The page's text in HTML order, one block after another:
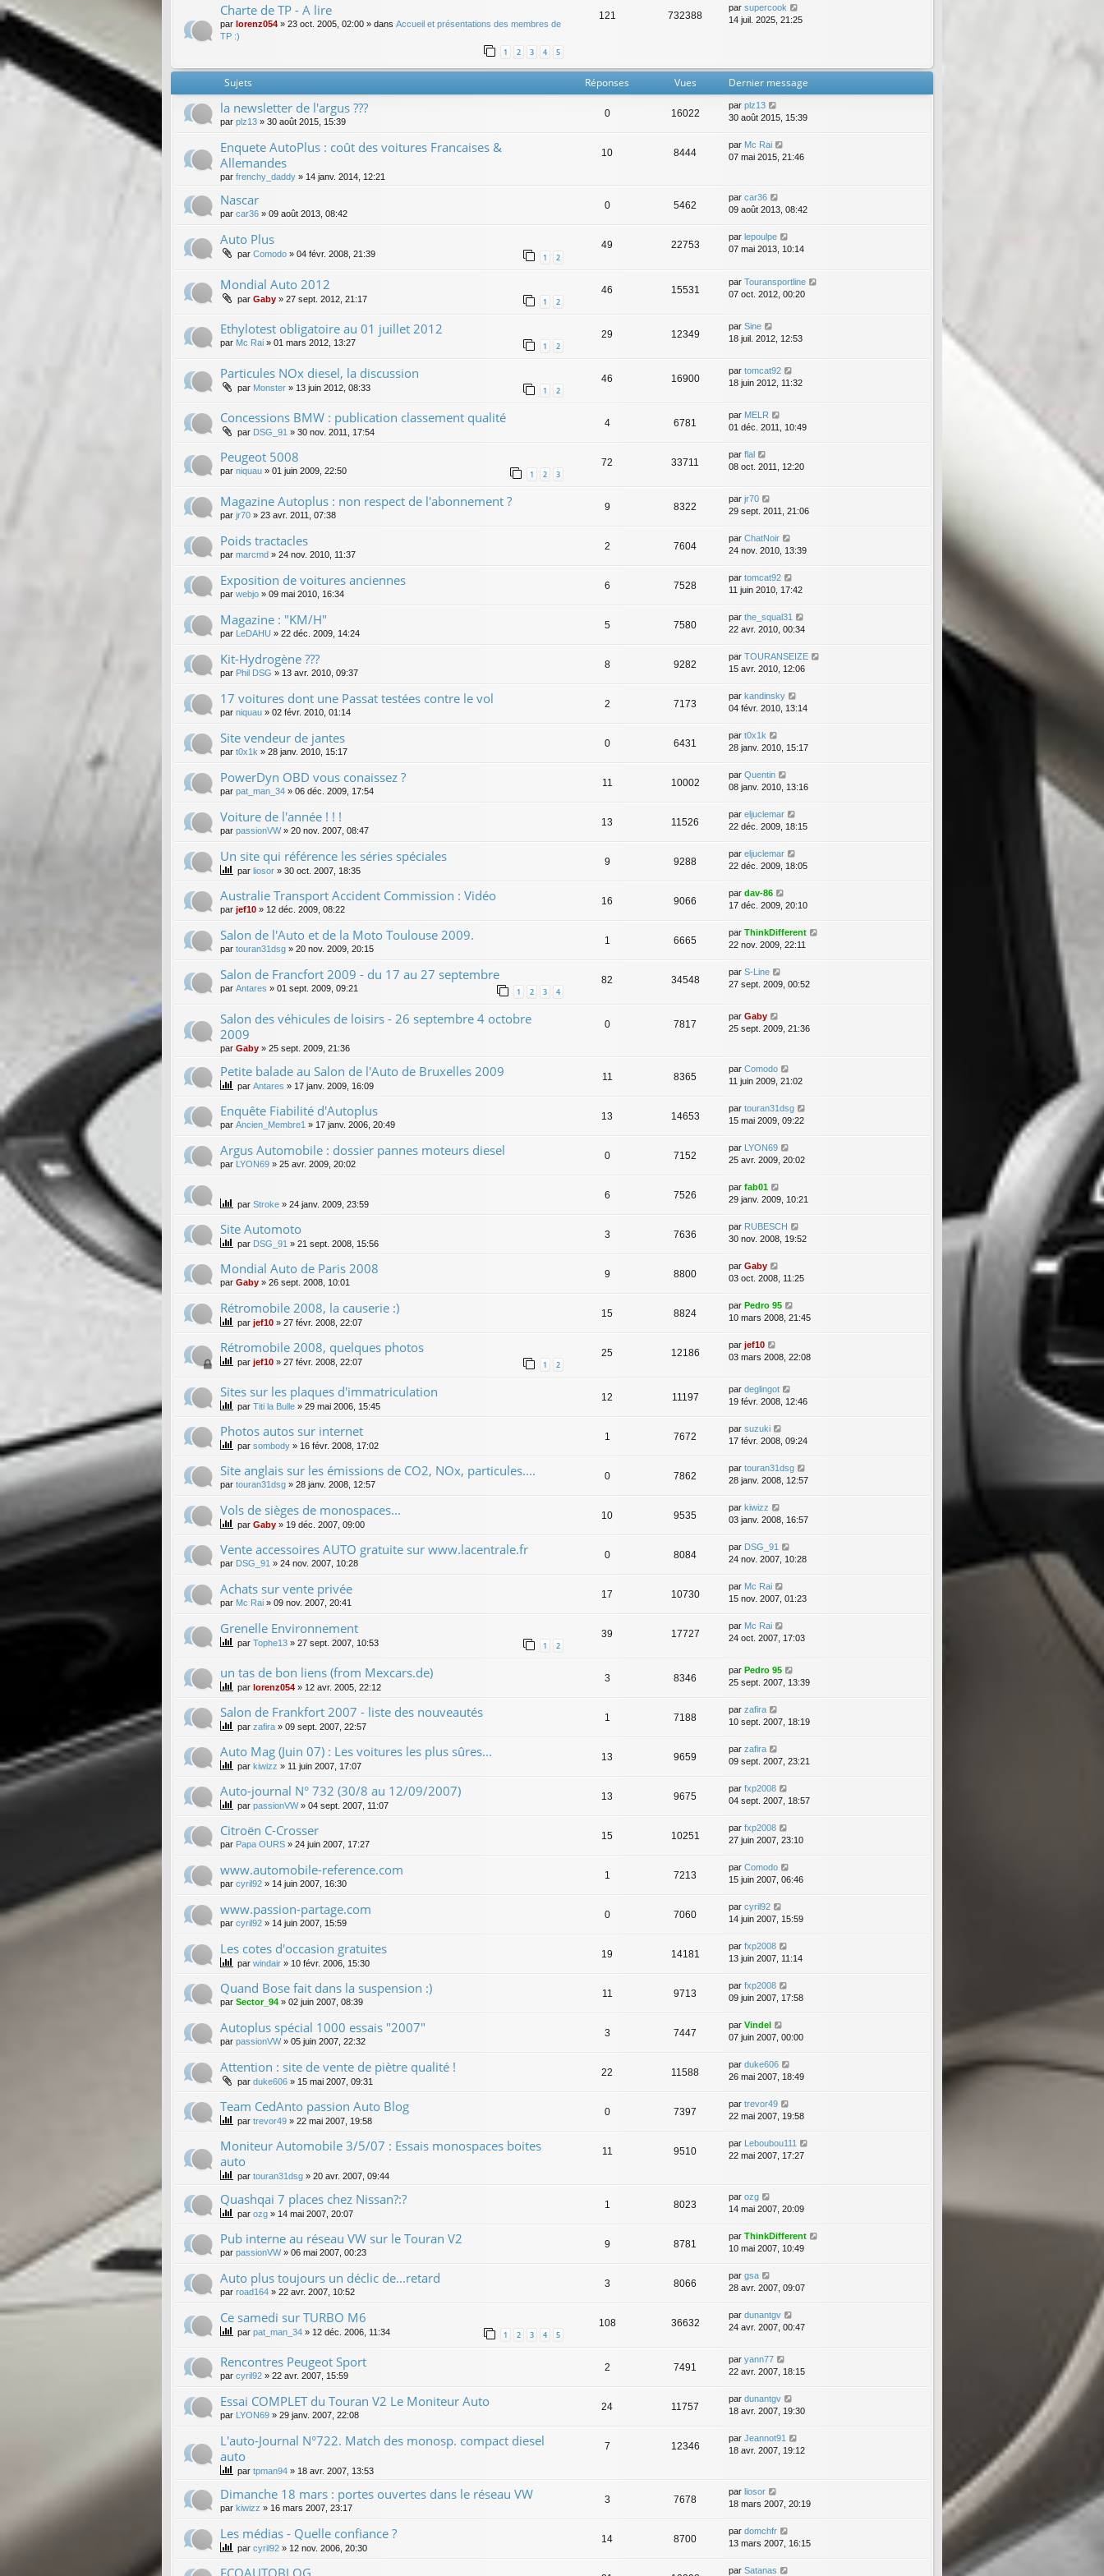
Charte de TP - A lire
par lorenz054 » 23 oct. 2005, 02:00 » dans Accueil et présentations des membres de
TP :)
1 2 3 4 5
121 732388
par supercook
14 juil. 2025, 21:25
Sujets Réponses Vues Dernier message
la newsletter de l'argus ???
par plz13 » 30 août 2015, 15:39
0 16022
par plz13
30 août 2015, 15:39
Enquete AutoPlus : coût des voitures Francaises &
Allemandes
par frenchy_daddy » 14 janv. 2014, 12:21
10 8444
par Mc Rai
07 mai 2015, 21:46
Nascar
par car36 » 09 août 2013, 08:42
0 5462
par car36
09 août 2013, 08:42
Auto Plus
par Comodo » 04 févr. 2008, 21:39 1 2
49 22753
par lepoulpe
07 mai 2013, 10:14
Mondial Auto 2012
par Gaby » 27 sept. 2012, 21:17 1 2
46 15531
par Touransportline
07 oct. 2012, 00:20
Ethylotest obligatoire au 01 juillet 2012
par Mc Rai » 01 mars 2012, 13:27 1 2
29 12349
par Sine
18 juil. 2012, 12:53
Particules NOx diesel, la discussion
par Monster » 13 juin 2012, 08:33 1 2
46 16900
par tomcat92
18 juin 2012, 11:32
Concessions BMW : publication classement qualité
par DSG_91 » 30 nov. 2011, 17:54
4 6781
par MELR
01 déc. 2011, 10:49
Peugeot 5008
par niquau » 01 juin 2009, 22:50 1 2 3
72 33711
par flal
08 oct. 2011, 12:20
Magazine Autoplus : non respect de l'abonnement ?
par jr70 » 23 avr. 2011, 07:38
9 8322
par jr70
29 sept. 2011, 21:06
Poids tractacles
par marcmd » 24 nov. 2010, 11:37
2 7604
par ChatNoir
24 nov. 2010, 13:39
Exposition de voitures anciennes
par webjo » 09 mai 2010, 16:34
6 7528
par tomcat92
11 juin 2010, 17:42
Magazine : "KM/H"
par LeDAHU » 22 déc. 2009, 14:24
5 7580
par the_squal31
22 avr. 2010, 00:34
Kit-Hydrogène ???
par Phil DSG » 13 avr. 2010, 09:37
8 9282
par TOURANSEIZE
15 avr. 2010, 12:06
17 voitures dont une Passat testées contre le vol
par niquau » 02 févr. 2010, 01:14
2 7173
par kandinsky
04 févr. 2010, 13:14
Site vendeur de jantes
par t0x1k » 28 janv. 2010, 15:17
0 6431
par t0x1k
28 janv. 2010, 15:17
PowerDyn OBD vous conaissez ?
par pat_man_34 » 06 déc. 2009, 17:54
11 10002
par Quentin
08 janv. 2010, 13:16
Voiture de l'année ! ! !
par passionVW» 20 nov. 2007, 08:47
13 11526
par eljuclemar
22 déc. 2009, 18:15
Un site qui référence les séries spéciales
par liosor » 30 oct. 2007, 18:35
9 9288
par eljuclemar
22 déc. 2009, 18:05
Australie Transport Accident Commission : Vidéo
par jef10 » 12 déc. 2009, 08:22
16 9066
par dav-86
17 déc. 2009, 20:10
Salon de l'Auto et de la Moto Toulouse 2009.
par touran31dsg » 20 nov. 2009, 20:15
1 6665
par ThinkDifferent
22 nov. 2009, 22:11
Salon de Francfort 2009 - du 17 au 27 septembre
par Antares » 01 sept. 2009, 09:21 1 2 3 4
82 34548
par S-Line
27 sept. 2009, 00:52
Salon des véhicules de loisirs - 26 septembre 4 octobre
2009
par Gaby » 25 sept. 2009, 21:36
0 7817
par Gaby
25 sept. 2009, 21:36
Petite balade au Salon de l'Auto de Bruxelles 2009
par Antares » 17 janv. 2009, 16:09
11 8365
par Comodo
11 juin 2009, 21:02
Enquête Fiabilité d'Autoplus
par Ancien_Membre1 » 17 janv. 2006, 20:49
13 14653
par touran31dsg
15 mai 2009, 09:22
Argus Automobile : dossier pannes moteurs diesel
par LYON69 » 25 avr. 2009, 20:02
0 7152
par LYON69
25 avr. 2009, 20:02
par Stroke » 24 janv. 2009, 23:59
6 7526
par fab01
29 janv. 2009, 10:21
Site Automoto
par DSG_91 » 21 sept. 2008, 15:56
3 7636
par RUBESCH
30 nov. 2008, 19:52
Mondial Auto de Paris 2008
par Gaby » 26 sept. 2008, 10:01
9 8800
par Gaby
03 oct. 2008, 11:25
Rétromobile 2008, la causerie :)
par jef10 » 27 févr. 2008, 22:07
15 8824
par Pedro 95
10 mars 2008, 21:45
Rétromobile 2008, quelques photos
par jef10 » 27 févr. 2008, 22:07 1 2
25 12186
par jef10
03 mars 2008, 22:08
Sites sur les plaques d'immatriculation
par Titi la Bulle » 29 mai 2006, 15:45
12 11197
par deglingot
19 févr. 2008, 12:46
Photos autos sur internet
par sombody » 16 févr. 2008, 17:02
1 7672
par suzuki
17 févr. 2008, 09:24
Site anglais sur les émissions de CO2, NOx, particules....
par touran31dsg » 28 janv. 2008, 12:57
0 7862
par touran31dsg
28 janv. 2008, 12:57
Vols de sièges de monospaces...
par Gaby » 19 déc. 2007, 09:00
10 9535
par kiwizz
03 janv. 2008, 16:57
Vente accessoires AUTO gratuite sur www.lacentrale.fr
par DSG_91 » 24 nov. 2007, 10:28
0 8084
par DSG_91
24 nov. 2007, 10:28
Achats sur vente privée
par Mc Rai » 09 nov. 2007, 20:41
17 10730
par Mc Rai
15 nov. 2007, 01:23
Grenelle Environnement
par Tophe13 » 27 sept. 2007, 10:53 1 2
39 17727
par Mc Rai
24 oct. 2007, 17:03
un tas de bon liens (from Mexcars.de)
par lorenz054 » 12 avr. 2005, 22:12
3 8346
par Pedro 95
25 sept. 2007, 13:39
Salon de Frankfort 2007 - liste des nouveautés
par zafira » 09 sept. 2007, 22:57
1 7188
par zafira
10 sept. 2007, 18:19
Auto Mag (Juin 07) : Les voitures les plus sûres...
par kiwizz » 11 juin 2007, 17:07
13 9659
par zafira
09 sept. 2007, 23:21
Auto-journal N° 732 (30/8 au 12/09/2007)
par passionVW» 04 sept. 2007, 11:07
13 9675
par fxp2008
04 sept. 2007, 18:57
Citroën C-Crosser
par Papa OURS » 24 juin 2007, 17:27
15 10251
par fxp2008
27 juin 2007, 23:10
www.automobile-reference.com
par cyril92 » 14 juin 2007, 16:30
1 7213
par Comodo
15 juin 2007, 06:46
www.passion-partage.com
par cyril92 » 14 juin 2007, 15:59
0 7060
par cyril92
14 juin 2007, 15:59
Les cotes d'occasion gratuites
par windair » 10 févr. 2006, 15:30
19 14181
par fxp2008
13 juin 2007, 11:14
Quand Bose fait dans la suspension :)
par Sector_94 » 02 juin 2007, 08:39
11 9713
par fxp2008
09 juin 2007, 17:58
Autoplus spécial 1000 essais "2007"
par passionVW» 05 juin 2007, 22:32
3 7447
par Vindel
07 juin 2007, 00:00
Attention : site de vente de piètre qualité !
par duke606 » 15 mai 2007, 09:31
22 11588
par duke606
26 mai 2007, 18:49
Team CedAnto passion Auto Blog
par trevor49 » 22 mai 2007, 19:58
0 7397
par trevor49
22 mai 2007, 19:58
Moniteur Automobile 3/5/07 : Essais monospaces boites
auto
par touran31dsg » 20 avr. 2007, 09:44
11 9510
par Leboubou111
22 mai 2007, 17:27
Quashqai 7 places chez Nissan?:?
par ozg » 14 mai 2007, 20:07
1 8023
par ozg
14 mai 2007, 20:09
Pub interne au réseau VW sur le Touran V2
par passionVW» 06 mai 2007, 00:23
9 8781
par ThinkDifferent
10 mai 2007, 10:49
Auto plus toujours un déclic de...retard
par road164 » 22 avr. 2007, 10:52
3 8066
par gsa
28 avr. 2007, 09:07
Ce samedi sur TURBO M6
par pat_man_34 » 12 déc. 2006, 11:34 1 2 3 4 5
108 36632
par dunantgv
24 avr. 2007, 00:47
Rencontres Peugeot Sport
par cyril92 » 22 avr. 2007, 15:59
2 7491
par yann77
22 avr. 2007, 18:15
Essai COMPLET du Touran V2 Le Moniteur Auto
par LYON69 » 29 janv. 2007, 22:08
24 11757
par dunantgv
18 avr. 2007, 19:30
L'auto-Journal N°722. Match des monosp. compact diesel
auto
par tpman94 » 18 avr. 2007, 13:53
7 12346
par Jeannot91
18 avr. 2007, 19:12
Dimanche 18 mars : portes ouvertes dans le réseau VW
par kiwizz » 16 mars 2007, 23:17
3 7678
par liosor
18 mars 2007, 20:19
Les médias - Quelle confiance ?
par cyril92 » 12 nov. 2006, 20:30
14 8700
par domchfr
13 mars 2007, 16:15
par Satanas